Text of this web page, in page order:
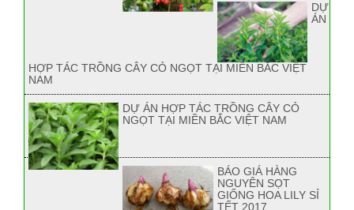
DỰ
ÁN
HỢP TÁC TRỒNG CÂY CỎ NGỌT TẠI MIỀN BẮC VIỆT
NAM
DỰ ÁN HỢP TÁC TRỒNG CÂY CỎ
NGỌT TẠI MIỀN BẮC VIỆT NAM
BÁO GIÁ HÀNG
NGUYÊN SỌT
GIỐNG HOA LILY SỈ
TẾT 2017